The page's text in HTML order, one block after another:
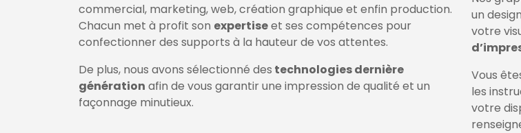
commercial, marketing, web, création graphique et enfin production.
Chacun met à profit son expertiseet ses compétences pour
confectionner des supports à la hauteur de vos attentes.
De plus, nous avons sélectionné des technologies dernière
génération afin de vous garantir une impression de qualité et un
façonnage minutieux.
un
votre
Vous
les
votre